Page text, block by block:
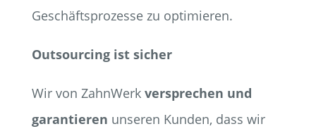
Geschäfts­pro­zes­se zu optimieren.
Out­sour­cing ist sicher
Wir von Zahn­Werk ver­spre­chen und
garan­tie­ren unse­ren Kun­den, dass wir